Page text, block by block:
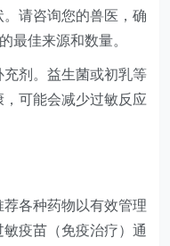
请咨询您的兽医，确
最佳来源和数量。
剂。益生菌或初乳等
可能会减少过敏反应
各种药物以有效管理
疫苗（免疫治疗）通